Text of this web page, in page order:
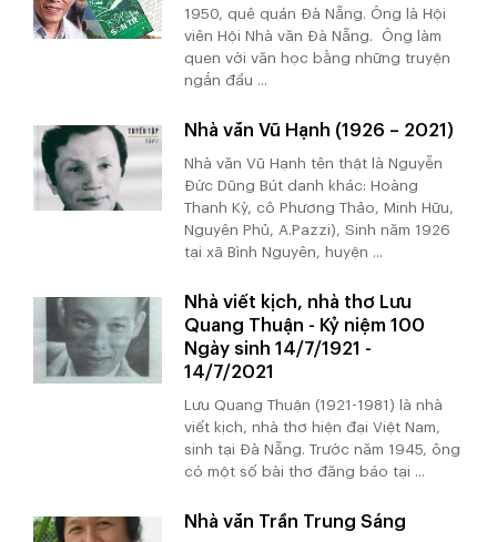
1950, quê quán Đà Nẵng. Ông là Hội
viên Hội Nhà văn Đà Nẵng. Ông làm
quen với văn học bằng những truyện
ngắn đầu ...
Nhà văn Vũ Hạnh (1926 – 2021)
Nhà văn Vũ Hạnh tên thật là Nguyễn
Đức Dũng Bút danh khác: Hoàng
Thanh Kỳ, cô Phương Thảo, Minh Hữu,
Nguyên Phủ, A.Pazzi), Sinh năm 1926
tại xã Bình Nguyên, huyện ...
Nhà viết kịch, nhà thơ Lưu
Quang Thuận - Kỷ niệm 100
Ngày sinh 14/7/1921 -
14/7/2021
Lưu Quang Thuận (1921-1981) là nhà
viết kịch, nhà thơ hiện đại Việt Nam,
sinh tại Đà Nẵng. Trước năm 1945, ông
có một số bài thơ đăng báo tại ...
Nhà văn Trần Trung Sáng